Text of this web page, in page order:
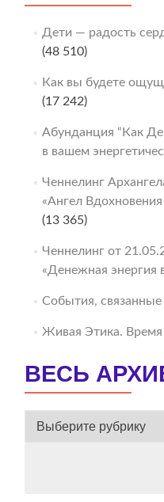
Дети — радость
(48 510)
Как вы будете
(17 242)
Абунданция “Как
в вашем
Ченнелинг
«Ангел
(13 365)
Ченнелинг от
«Денежная энергия
События,
Живая Этика.
ВЕСЬ
ВЕСЬ